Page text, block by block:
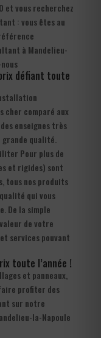
et vous recherchez
: vous êtes au
à Mandelieu-
défiant toute
cher comparé aux
enseignes très
qualité.
Pour plus de
et rigides) sont
tous nos produits
qui vous
De la simple
de votre
services pouvant
toute l’année !
et panneaux,
profiter des
sur notre
la-Napoule